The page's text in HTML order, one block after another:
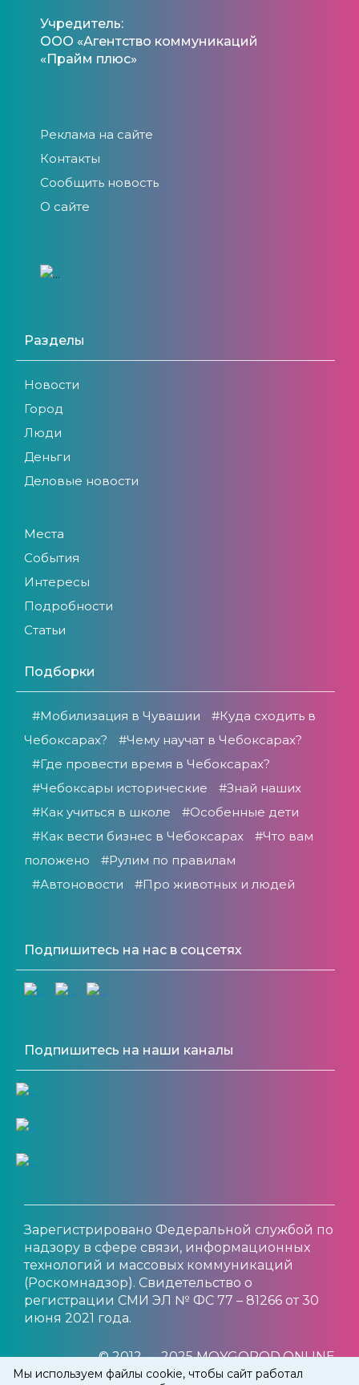
Мы используем файлы cookie, чтобы сайт работал
Учредитель:
ООО «Агентство коммуникаций
«Прайм плюс»
Реклама на сайте
Контакты
Сообщить новость
О сайте
Разделы
Новости
Город
Люди
Деньги
Деловые новости
Места
События
Интересы
Подробности
Статьи
Подборки
#Мобилизация в Чувашии
#Куда сходить в
Чебоксарах?
#Чему научат в Чебоксарах?
#Где провести время в Чебоксарах?
#Чебоксары исторические
#Знай наших
#Как учиться в школе
#Особенные дети
#Как вести бизнес в Чебоксарах
#Что вам
положено
#Рулим по правилам
#Автоновости
#Про животных и людей
Подпишитесь на нас в соцсетях
Подпишитесь на наши каналы
Зарегистрировано Федеральной службой по
надзору в сфере связи, информационных
технологий и массовых коммуникаций
(Роскомнадзор). Свидетельство о
регистрации СМИ ЭЛ № ФС 77 – 81266 от 30
июня 2021 года.
© 2012 — 2025 MOYGOROD.ONLINE